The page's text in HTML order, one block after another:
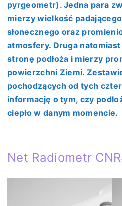
pyrgeometr). Jedna para
mierzy wielkość
słonecznego oraz
atmosfery. Druga
stronę podłoża i mierzy
powierzchni Ziemi.
pochodzących od tych
informację o tym, czy
ciepło w danym momencie.
Net Radiometr